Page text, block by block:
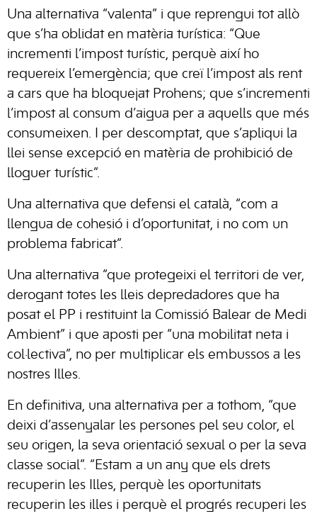
Una alternativa “valenta” i que reprengui tot allò
que s’ha oblidat en matèria turística: “Que
incrementi l’impost turístic, perquè així ho
requereix l’emergència; que creï l’impost als rent
a cars que ha bloquejat Prohens; que s’incrementi
l’impost al consum d’aigua per a aquells que més
consumeixen. I per descomptat, que s’apliqui la
llei sense excepció en matèria de prohibició de
lloguer turístic”.
Una alternativa que defensi el català, “com a
llengua de cohesió i d’oportunitat, i no com un
problema fabricat”.
Una alternativa “que protegeixi el territori de ver,
derogant totes les lleis depredadores que ha
posat el PP i restituint la Comissió Balear de Medi
Ambient” i que aposti per “una mobilitat neta i
col·lectiva”, no per multiplicar els embussos a les
nostres Illes.
En definitiva, una alternativa per a tothom, “que
deixi d’assenyalar les persones pel seu color, el
seu origen, la seva orientació sexual o per la seva
classe social”. “Estam a un any que els drets
recuperin les Illes, perquè les oportunitats
recuperin les illes i perquè el progrés recuperi les